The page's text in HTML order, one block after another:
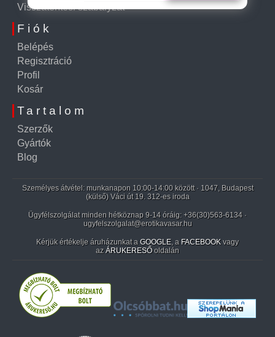
Visszatérítési szabályzat
Fiók
Belépés
Regisztráció
Profil
Kosár
Tartalom
Szerzők
Gyártók
Blog
Személyes átvétel: munkanapon 10:00-14:00 között · 1047, Budapest
(külső) Váci út 19. 312-es iroda
Ügyfélszolgálat minden hétköznap 9-14 óráig: +36(30)563-6134 ·
ugyfelszolgalat@erotikavasar.hu
Kérjük értékelje áruházunkat a GOOGLE, a FACEBOOK vagy
az ÁRUKERESŐ oldalán